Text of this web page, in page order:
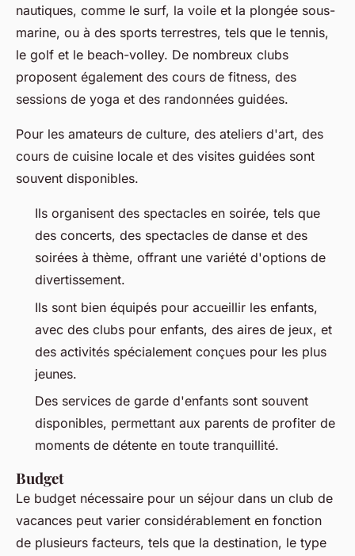
nautiques, comme le surf, la voile et la plongée sous-
marine, ou à des sports terrestres, tels que le tennis,
le golf et le beach-volley. De nombreux clubs
proposent également des cours de fitness, des
sessions de yoga et des randonnées guidées.
Pour les amateurs de culture, des ateliers d'art, des
cours de cuisine locale et des visites guidées sont
souvent disponibles.
Ils organisent des spectacles en soirée, tels que
des concerts, des spectacles de danse et des
soirées à thème, offrant une variété d'options de
divertissement.
Ils sont bien équipés pour accueillir les enfants,
avec des clubs pour enfants, des aires de jeux, et
des activités spécialement conçues pour les plus
jeunes.
Des services de garde d'enfants sont souvent
disponibles, permettant aux parents de profiter de
moments de détente en toute tranquillité.
Budget
Le budget nécessaire pour un séjour dans un club de
vacances peut varier considérablement en fonction
de plusieurs facteurs, tels que la destination, le type